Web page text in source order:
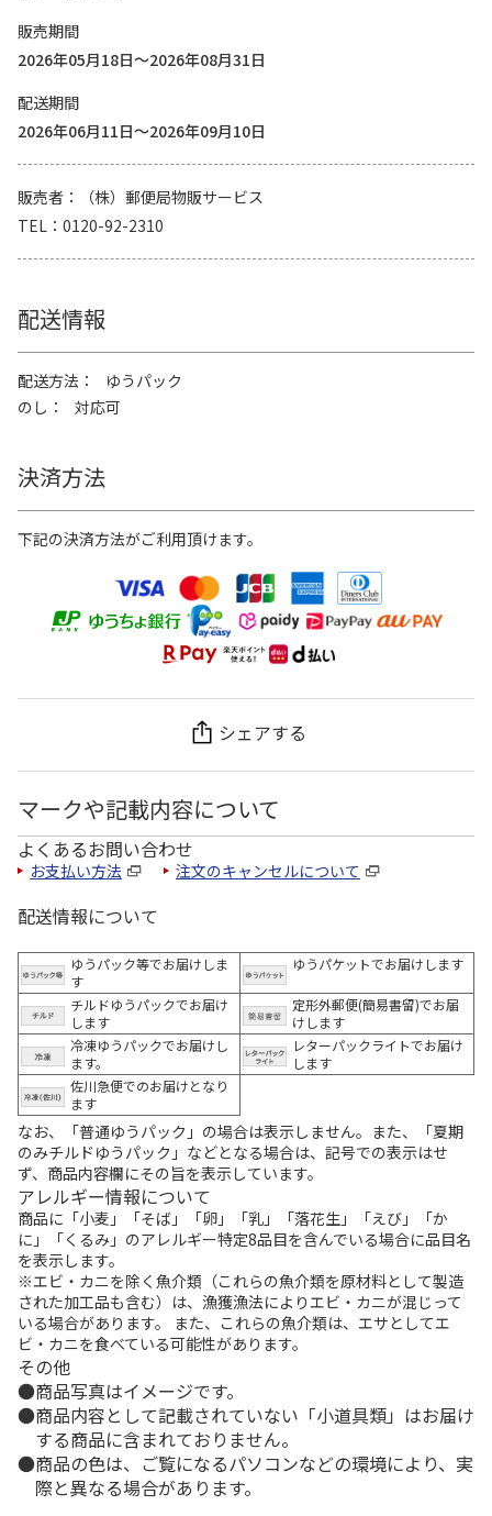
販売期間
2026年05月18日～2026年08月31日
配送期間
2026年06月11日～2026年09月10日
販売者
（株）郵便局物販サービス
TEL
0120-92-2310
配送情報
配送方法
ゆうパック
のし
対応可
決済方法
下記の決済方法がご利用頂けます。
シェアする
マークや記載内容について
よくあるお問い合わせ
お支払い方法 注文のキャンセルについて
配送情報について
ゆうパック等でお届けしま
す
ゆうパケットでお届けします
チルドゆうパックでお届け
します
定形外郵便(簡易書留)でお届
けします
冷凍ゆうパックでお届けし
ます。
レターパックライトでお届け
します
佐川急便でのお届けとなり
ます
なお、「普通ゆうパック」の場合は表示しません。また、「夏期
のみチルドゆうパック」などとなる場合は、記号での表示はせ
ず、商品内容欄にその旨を表示しています。
アレルギー情報について
商品に「小麦」「そば」「卵」「乳」「落花生」「えび」「か
に」「くるみ」のアレルギー特定8品目を含んでいる場合に品目名
を表示します。
※エビ・カニを除く魚介類（これらの魚介類を原材料として製造
された加工品も含む）は、漁獲漁法によりエビ・カニが混じって
いる場合があります。 また、これらの魚介類は、エサとしてエ
ビ・カニを食べている可能性があります。
その他
商品写真はイメージです。
商品内容として記載されていない「小道具類」はお届け
する商品に含まれておりません。
商品の色は、ご覧になるパソコンなどの環境により、実
際と異なる場合があります。